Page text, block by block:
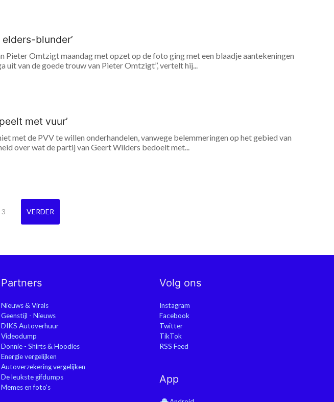
blunder’
Omtzigt maandag met opzet op de foto ging met een blaadje aantekeningen
uit van de goede trouw van Pieter Omtzigt’’, vertelt hij...
met vuur’
met de PVV te willen onderhandelen, vanwege belemmeringen op het gebied van
over wat de partij van Geert Wilders bedoelt met...
3 VERDER
Partners
Nieuws & Virals
Geenstijl - Nieuws
DIKS Autoverhuur
Videodump
Donnie - Shirts & Hoodies
Energie vergelijken
Autoverzekering vergelijken
De leukste gifdumps
Memes en foto's
Volg ons
Instagram
Facebook
Twitter
TikTok
RSS Feed
App